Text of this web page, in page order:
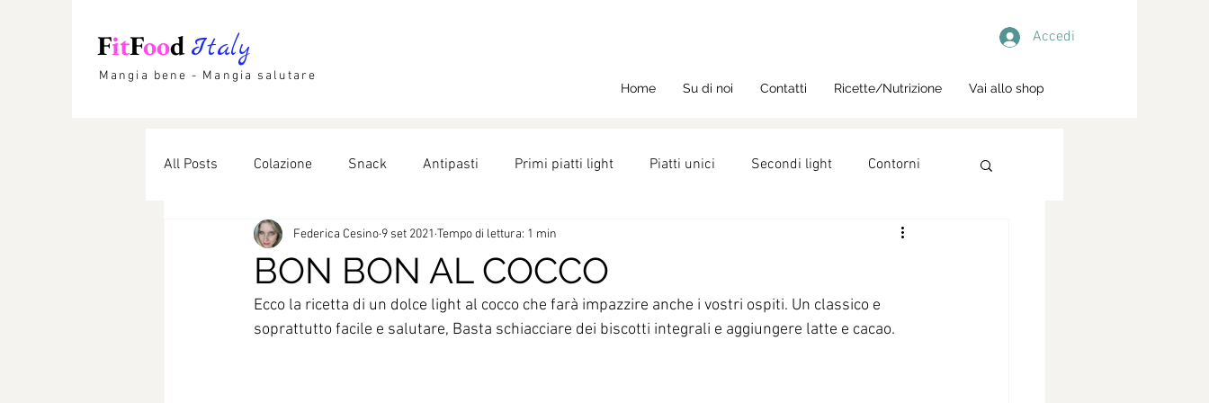
FitFoodItaly
Mangia bene - Mangia salutare
Accedi
Home Su di noi Contatti Ricette/Nutrizione Vai allo shop
All Posts Colazione Snack Antipasti Primi piatti light Piatti unici Secondi light Contorni
Lievitati Dolci light Ricette Nutrizione
BON BON AL COCCO
Federica Cesino 9 set 2021 Tempo di lettura: 1 min
Ecco la ricetta di un dolce light al cocco che farà impazzire anche i vostri ospiti. Un classico e
soprattutto facile e salutare, Basta schiacciare dei biscotti integrali e aggiungere latte e cacao.